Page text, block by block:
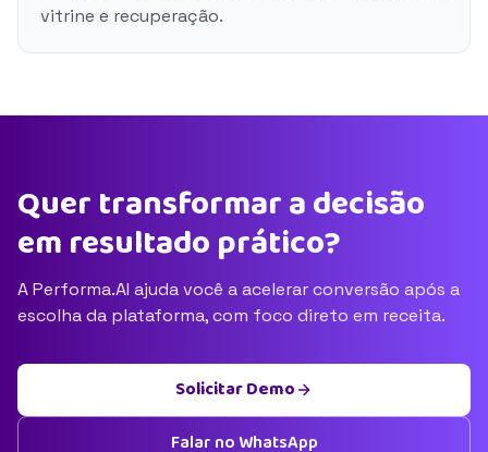
vitrine e recuperação.
Quer transformar a decisão
em resultado prático?
A Performa.AI ajuda você a acelerar conversão após a
escolha da plataforma, com foco direto em receita.
Solicitar Demo
Falar no WhatsApp